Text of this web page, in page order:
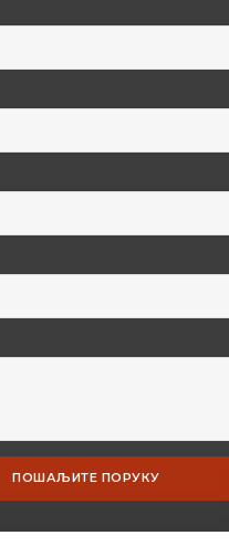
ПОШАЉИТЕ ПОРУКУ